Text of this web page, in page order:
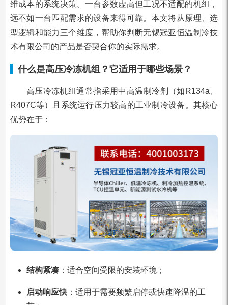
维成本的系统决策。一台参数虚高但工况不适配的机组，
远不如一台匹配需求的设备来得可靠。本文将从原理、选
型逻辑和能力三个维度，帮助你判断无锡冠亚恒温制冷技
术有限公司的产品是否契合你的实际需求。
什么是高压冷冻机组？它适用于哪些场景？
高压冷冻机组通常指采用中高温制冷剂（如R134a、
R407C等）且系统运行压力较高的工业制冷设备。其核心
优势在于：
结构紧凑：适合空间受限的安装环境；
启动响应快：适用于需要频繁启停或快速降温的工